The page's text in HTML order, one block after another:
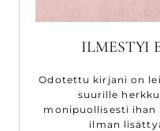
ILMESTYI
Odotettu kirjani on
suurille
monipuollisesti ihan
ilman